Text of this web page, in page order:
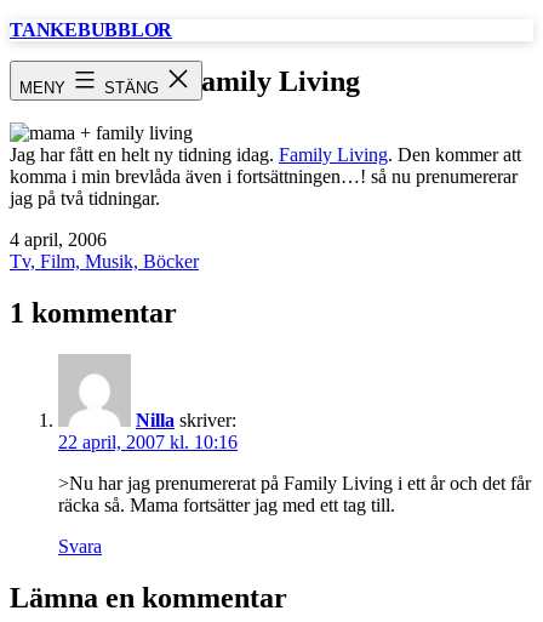
Hoppa
TANKEBUBBLOR
MENY STÄNG Family Living
Jag har fått en helt ny tidning idag. Family Living. Den kommer att
komma i min brevlåda även i fortsättningen…! så nu prenumererar
jag på två tidningar.
Publicerat
den
4 april, 2006
Kategoriserat
Tv, Film, Musik, Böcker
1 kommentar
Nilla skriver:
22 april, 2007 kl. 10:16
>Nu har jag prenumererat på Family Living i ett år och det får
räcka så. Mama fortsätter jag med ett tag till.
Svara
Lämna en kommentar